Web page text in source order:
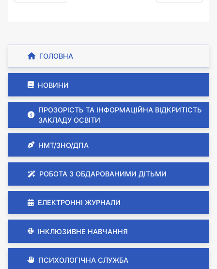
ГОЛОВНА
НОВИНИ
ПРОЗОРІСТЬ ТА ІНФОРМАЦІЙНА ВІДКРИТІСТЬ
ЗАКЛАДУ ОСВІТИ
НМТ/ЗНО/ДПА
РОБОТА З ОБДАРОВАНИМИ ДІТЬМИ
ЕЛЕКТРОННІ ЖУРНАЛИ
ІНКЛЮЗИВНЕ НАВЧАННЯ
ПСИХОЛОГІЧНА СЛУЖБА